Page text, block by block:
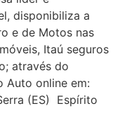
disponibiliza a
e de Motos nas
Itaú seguros
através do
Auto online em:
(ES) Espírito